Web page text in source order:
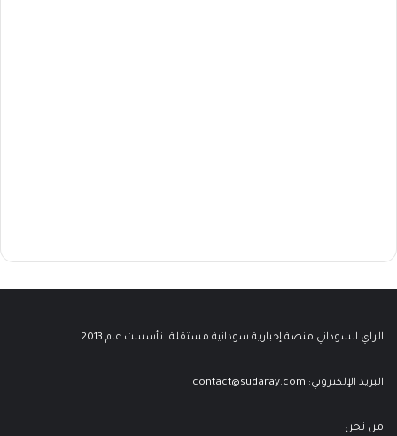
الراي السوداني منصة إخبارية سودانية مستقلة، تأسست عام 2013.
البريد الإلكتروني: contact@sudaray.com
من نحن